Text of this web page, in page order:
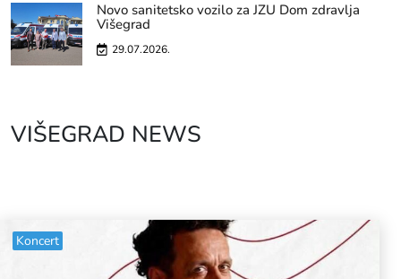
Novo sanitetsko vozilo za JZU Dom zdravlja
Višegrad
29.07.2026.
VIŠEGRAD NEWS
Koncert